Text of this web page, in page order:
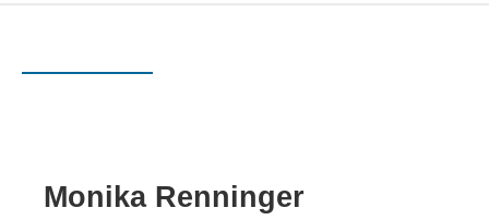
Monika Renninger